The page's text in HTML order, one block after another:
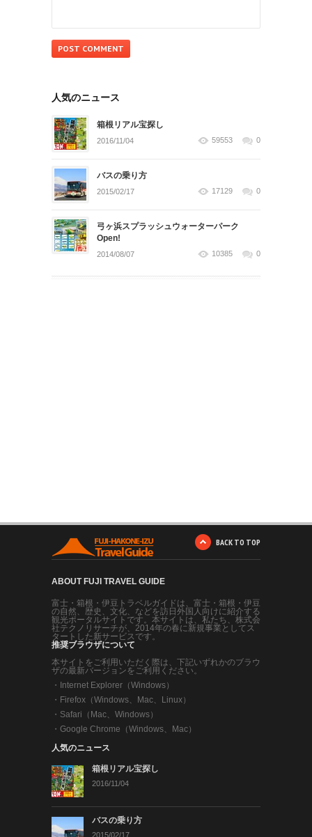
人気のニュース
箱根リアル宝探し
2016/11/04 59553 0
バスの乗り方
2015/02/17 17129 0
弓ヶ浜スプラッシュウォーターパーク
Open!
2014/08/07 10385 0
BACK TO TOP
ABOUT FUJI TRAVEL GUIDE
富士・箱根・伊豆トラベルガイドは、富士・箱根・伊豆
の自然、歴史、文化、などを訪日外国人向けに紹介する
観光ポータルサイトです。本サイトは、私たち、株式会
社テクノリサーチが、2014年の春に新規事業としてス
タートした新サービスです。
推奨ブラウザについて
本サイトをご利用いただく際は、下記いずれかのブラウ
ザの最新バージョンをご利用ください。
・
Internet Explorer（Windows）
・ Firefox（Windows、Mac、Linux）
・ Safari（Mac、Windows）
・ Google Chrome（Windows、Mac）
人気のニュース
箱根リアル宝探し
2016/11/04
バスの乗り方
2015/02/17